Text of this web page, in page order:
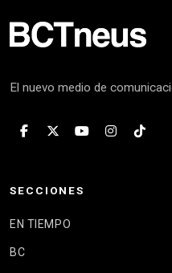
El nuevo medio de
SECCIONES
EN TIEMPO
BC